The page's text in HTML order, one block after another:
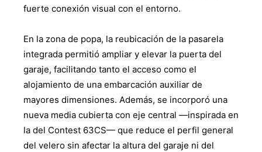
fuerte conexión visual con el entorno.
En la zona de popa, la reubicación de la pasarela
integrada permitió ampliar y elevar la puerta del
garaje, facilitando tanto el acceso como el
alojamiento de una embarcación auxiliar de
mayores dimensiones. Además, se incorporó una
nueva media cubierta con eje central —inspirada en
la del Contest 63CS— que reduce el perfil general
del velero sin afectar la altura del garaje ni del